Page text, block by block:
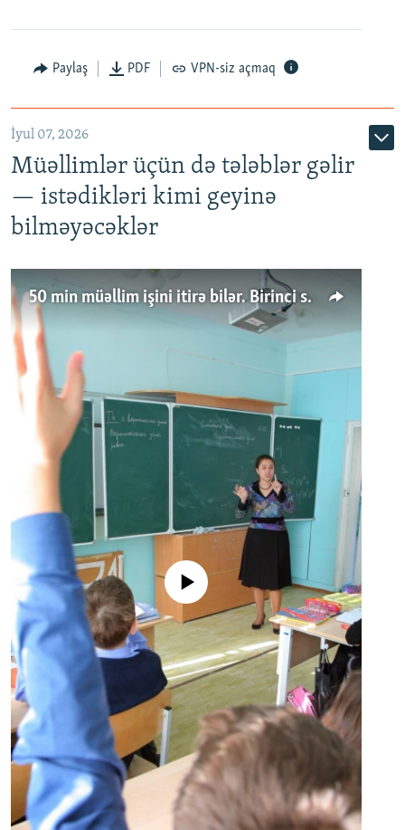
Paylaş PDF VPN-siz açmaq
İyul 07, 2026
Müəllimlər üçün də tələblər gəlir
— istədikləri kimi geyinə
bilməyəcəklər
50 min müəllim işini itirə bilər. Birinci sinfə gedənlər azalır
No media source currently available